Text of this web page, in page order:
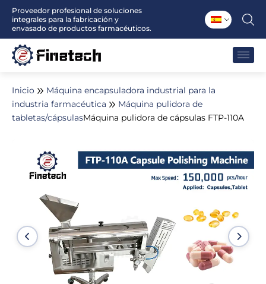
Proveedor profesional de soluciones
integrales para la fabricación y
envasado de productos farmacéuticos.
Inicio
Máquina encapsuladora industrial para la
industria farmacéutica
Máquina pulidora de
tabletas/cápsulasMáquina pulidora de cápsulas FTP-110A